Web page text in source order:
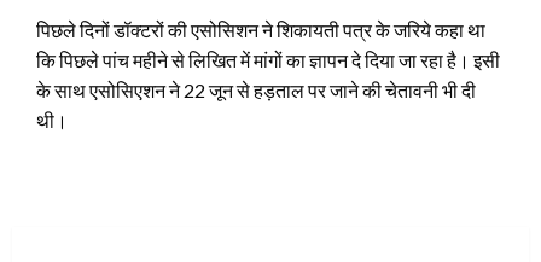
पिछले दिनों डॉक्टरों की एसोसिशन ने शिकायती पत्र के जरिये कहा था
कि पिछले पांच महीने से लिखित में मांगों का ज्ञापन दे दिया जा रहा है। इसी
के साथ एसोसिएशन ने 22 जून से हड़ताल पर जाने की चेतावनी भी दी
थी।